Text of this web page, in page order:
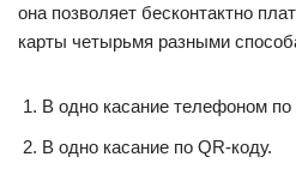
она позволяет бесконтактно
карты четырьмя разными
В одно касание телефоном по
В одно касание по QR-коду.